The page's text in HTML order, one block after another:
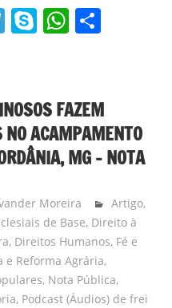
Telegram
SkypeShare
FAZEM
NO ACAMPAMENTO
MG – NOTA
Moreira Artigo,
de Base, Direito à
, Direitos Humanos, Fé e
e Reforma Agrária,
, Nota Pública,
, Podcast (Áudios) de frei